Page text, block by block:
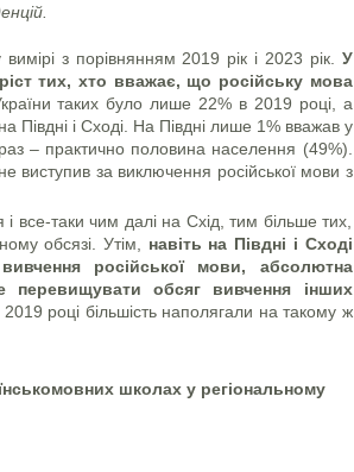
з порівнянням 2019 рік і 2023 рік. У
тих, хто вважає, що російську мова
таких було лише 22% в 2019 році, а
Півдні і Сході. На Півдні лише 1% вважав у
– практично половина населення (49%).
виступив за виключення російської мови з
все-таки чим далі на Схід, тим більше тих,
обсязі. Утім, навіть на Півдні і Сході
російської мови, абсолютна
перевищувати обсяг вивчення інших
році більшість наполягали на такому ж
школах у регіональному